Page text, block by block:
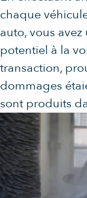
chaque
auto, vous
potentiel à la
transaction,
dommages
sont produits